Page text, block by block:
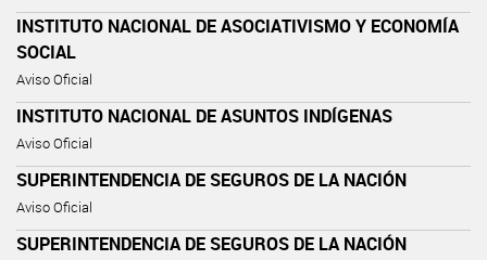
INSTITUTO NACIONAL DE ASOCIATIVISMO Y ECONOMÍA
SOCIAL
Aviso Oficial
INSTITUTO NACIONAL DE ASUNTOS INDÍGENAS
Aviso Oficial
SUPERINTENDENCIA DE SEGUROS DE LA NACIÓN
Aviso Oficial
SUPERINTENDENCIA DE SEGUROS DE LA NACIÓN